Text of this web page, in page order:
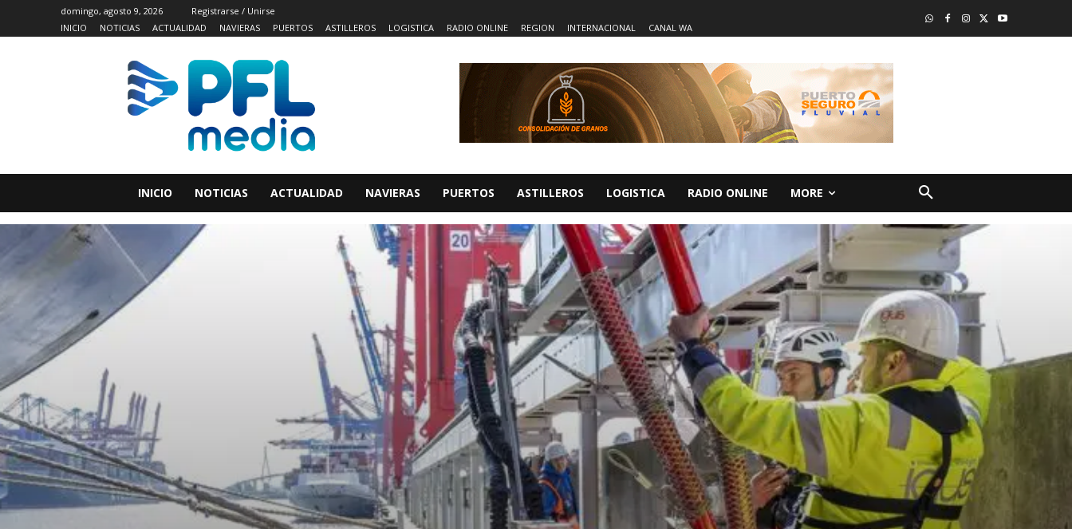
domingo, agosto 9, 2026
Registrarse / Unirse
INICIO
NOTICIAS ACTUALIDAD NAVIERAS PUERTOS ASTILLEROS LOGISTICA RADIO ONLINE REGION INTERNACIONAL CANAL WA
INICIO NOTICIAS ACTUALIDAD NAVIERAS PUERTOS ASTILLEROS LOGISTICA RADIO ONLINE MORE